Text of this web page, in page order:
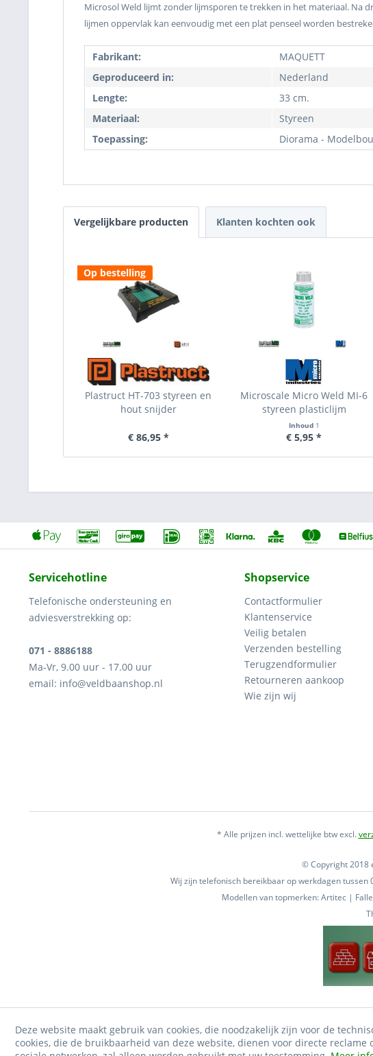
Microsol Weld lijmt zonder lijmsporen te trekken in het materiaal. Na
lijmen oppervlak kan eenvoudig met een plat penseel worden
Fabrikant:
MAQUETT
Geproduceerd in:
Nederland
Lengte:
33 cm.
Materiaal:
Styreen
Toepassing:
Diorama -
Vergelijkbare producten Klanten kochten ook
Op bestelling
Plastruct HT-703 styreen en
hout snijder
€ 86,95 *
Microscale Micro Weld MI-6
styreen plasticlijm
Inhoud 1
€ 5,95 *
Servicehotline
Telefonische ondersteuning en
adviesverstrekking op:
071 - 8886188
Ma-Vr, 9.00 uur - 17.00 uur
email: info@veldbaanshop.nl
Shopservice
Contactformulier
Klantenservice
Veilig betalen
Verzenden bestelling
Terugzendformulier
Retourneren aankoop
Wie zijn wij
* Alle prijzen incl. wettelijke btw excl.
© Copyright 2018
Wij zijn telefonisch bereikbaar op werkdagen
Modellen van topmerken: Artitec |
Deze website maakt gebruik van cookies, die noodzakelijk zijn voor de
cookies, die de bruikbaarheid van deze website, dienen voor directe